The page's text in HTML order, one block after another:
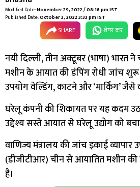
Modified Date:November 29, 2022 / 08:16 pm IST
Published Date:October 3, 2022 3:33 pm IST
SHARE शेयर कर
नयी दिल्ली, तीन अक्टूबर (भाषा) भारत
मशीन के आयात की डंपिंग रोधी जांच
उपयोग वेल्डिंग, काटने और ‘मार्किंग’ जैसे
घरेलू कंपनी की शिकायत पर यह कदम
उद्देश्य सस्ते आयात से घरेलू उद्योग को
वाणिज्य मंत्रालय की जांच इकाई व्यापार
(डीजीटीआर) चीन से आयातित मशीन
है।